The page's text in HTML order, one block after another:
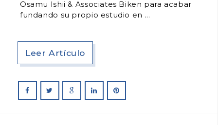
Osamu Ishii & Associates Biken para acabar
fundando su propio estudio en
Leer Artículo